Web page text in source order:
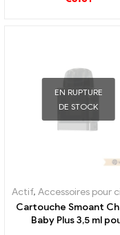
EN RUPTURE
DE STOCK
Actif, Accessoires pour cigarettes
Cartouche Smoant
Baby Plus 3,5 ml